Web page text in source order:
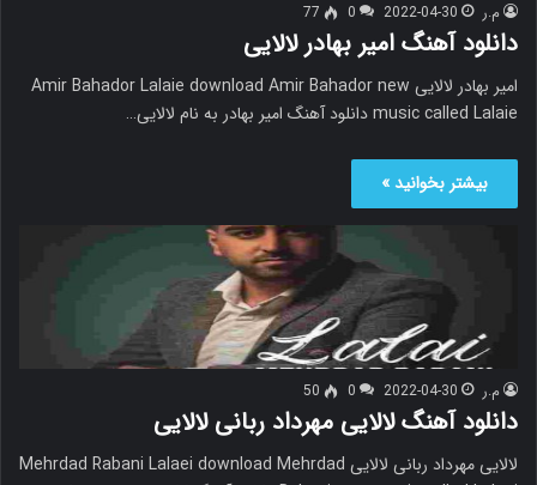
م.ر 2022-04-30
0
77
دانلود آهنگ امیر بهادر لالایی
امیر بهادر لالایی Amir Bahador Lalaie download Amir Bahador new
music called Lalaie دانلود آهنگ امیر بهادر به نام لالایی…
بیشتر بخوانید »
م.ر 2022-04-30
0
50
دانلود آهنگ لالایی مهرداد ربانی لالایی
لالایی مهرداد ربانی لالایی Mehrdad Rabani Lalaei download Mehrdad